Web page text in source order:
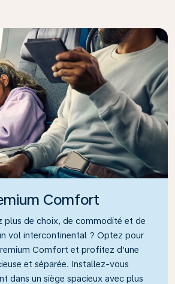
Comfort
plus de choix, de commodité et de
vol intercontinental ? Optez pour
Comfort et profitez d'une
et séparée. Installez-vous
dans un siège spacieux avec plus